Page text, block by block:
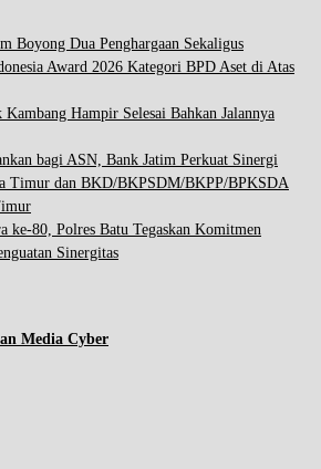
Boyong Dua Penghargaan Sekaligus
Award 2026 Kategori BPD Aset di Atas
Hampir Selesai Bahkan Jalannya
bagi ASN, Bank Jatim Perkuat Sinergi
Timur dan BKD/BKPSDM/BKPP/BPKSDA
ke-80, Polres Batu Tegaskan Komitmen
Sinergitas
Media Cyber